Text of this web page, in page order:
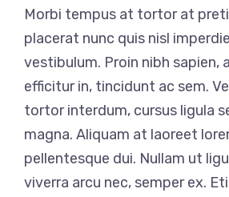
Morbi tempus at tortor at
placerat nunc quis nisl
vestibulum. Proin nibh sapien,
efficitur in, tincidunt ac sem.
tortor interdum, cursus ligula
magna. Aliquam at laoreet
pellentesque dui. Nullam ut
viverra arcu nec, semper ex.